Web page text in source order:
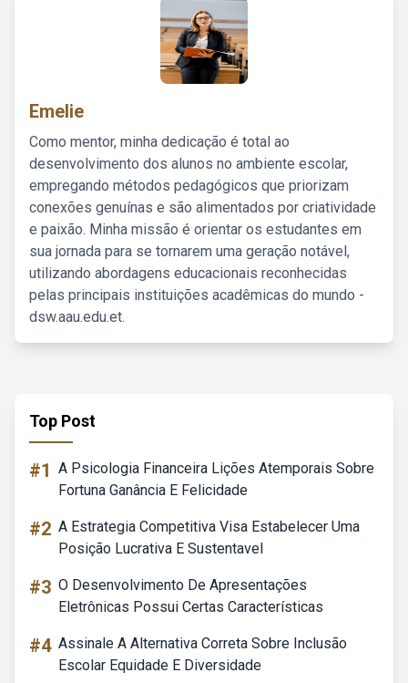
Emelie
Como mentor, minha dedicação é total ao
desenvolvimento dos alunos no ambiente escolar,
empregando métodos pedagógicos que priorizam
conexões genuínas e são alimentados por criatividade
e paixão. Minha missão é orientar os estudantes em
sua jornada para se tornarem uma geração notável,
utilizando abordagens educacionais reconhecidas
pelas principais instituições acadêmicas do mundo -
dsw.aau.edu.et.
Top Post
#1 A Psicologia Financeira Lições Atemporais Sobre
Fortuna Ganância E Felicidade
#2 A Estrategia Competitiva Visa Estabelecer Uma
Posição Lucrativa E Sustentavel
#3 O Desenvolvimento De Apresentações
Eletrônicas Possui Certas Características
#4 Assinale A Alternativa Correta Sobre Inclusão
Escolar Equidade E Diversidade